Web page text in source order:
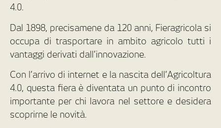
4.0.
Dal 1898, precisamene da 120 anni, Fieragricola si
occupa di trasportare in ambito agricolo tutti i
vantaggi derivati dall’innovazione.
Con l’arrivo di internet e la nascita dell’Agricoltura
4.0, questa fiera è diventata un punto di incontro
importante per chi lavora nel settore e desidera
scoprirne le novità.